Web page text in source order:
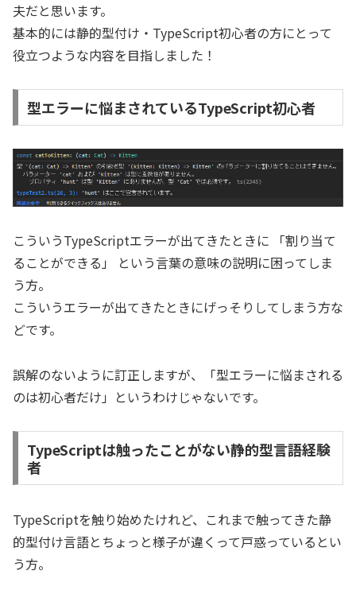
夫だと思います。
基本的には静的型付け・TypeScript初心者の方にとって
役立つような内容を目指しました！
型エラーに悩まされているTypeScript初心者
こういうTypeScriptエラーが出てきたときに 「割り当て
ることができる」 という言葉の意味の説明に困ってしま
う方。
こういうエラーが出てきたときにげっそりしてしまう方な
どです。
誤解のないように訂正しますが、「型エラーに悩まされる
のは初心者だけ」というわけじゃないです。
TypeScriptは触ったことがない静的型言語経験
者
TypeScriptを触り始めたけれど、これまで触ってきた静
的型付け言語とちょっと様子が違くって戸惑っているとい
う方。